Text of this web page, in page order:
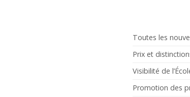
Toutes les
Prix et
Visibilité de
Promotion des